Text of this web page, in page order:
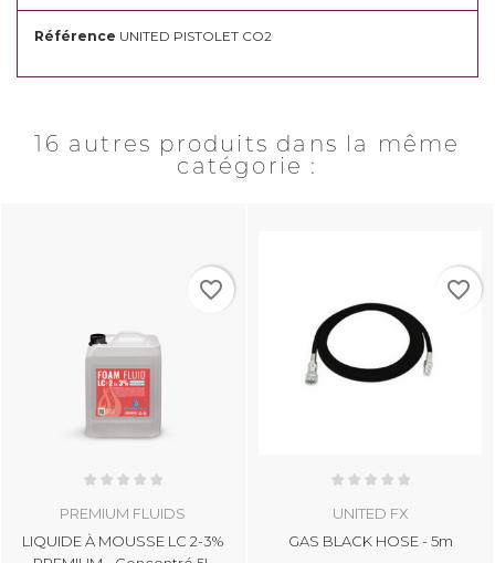
Référence UNITED PISTOLET CO2
16 autres produits dans la même
catégorie :
PREMIUM FLUIDS
LIQUIDE À MOUSSE LC 2-3%
favorite_border
UNITED FX
GAS BLACK HOSE - 5m
favorite_border